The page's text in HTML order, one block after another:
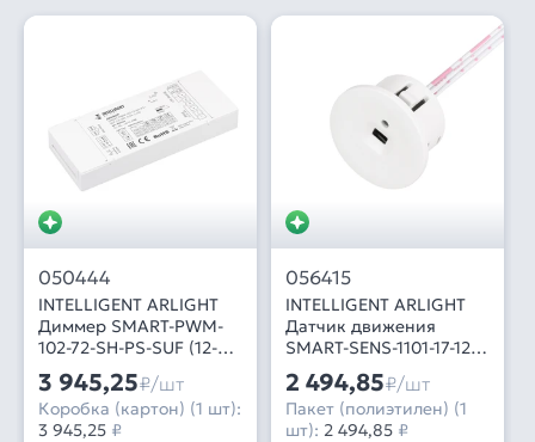
050444
INTELLIGENT ARLIGHT
Диммер SMART-PWM-
102-72-SH-PS-SUF (12-
48V, 2x7A, 2.4G) (IARL,
Контроллер)
3 945,25₽/шт
Коробка (картон) (1 шт):
3 945,25 ₽
056415
INTELLIGENT ARLIGHT
Датчик движения
SMART-SENS-1101-17-12-
IN White (12-24V, 1x1.5A,
Switch) (IARL, IP20
Пластик, 5 лет)
2 494,85₽/шт
Пакет (полиэтилен) (1
шт): 2 494,85 ₽